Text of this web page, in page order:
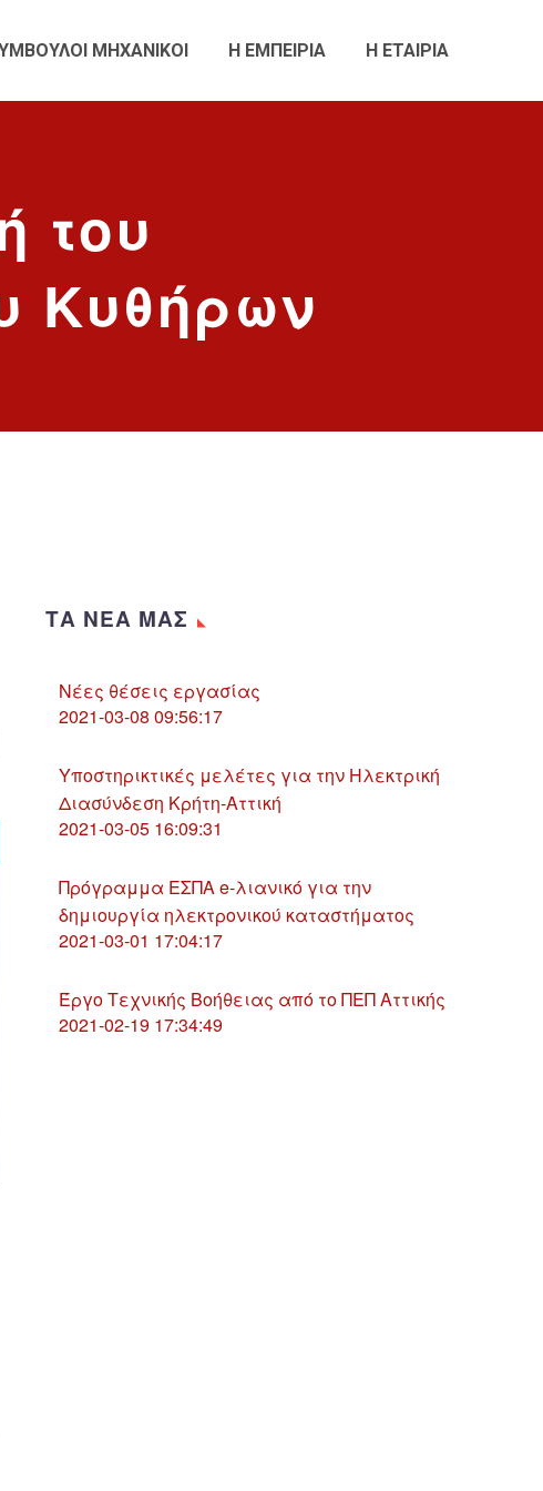
ΜΗΧΑΝΙΚΟΙ Η ΕΜΠΕΙΡΙΑ Η ΕΤΑΙΡΙΑ
του
Κυθήρων
ΤΑ ΝΕΑ ΜΑΣ
Νέες θέσεις εργασίας
2021-03-08 09:56:17
Υποστηρικτικές μελέτες για την Ηλεκτρική
Διασύνδεση Κρήτη-Αττική
2021-03-05 16:09:31
Πρόγραμμα ΕΣΠΑ e-λιανικό για την
δημιουργία ηλεκτρονικού καταστήματος
2021-03-01 17:04:17
Έργο Τεχνικής Βοήθειας από το ΠΕΠ Αττικής
2021-02-19 17:34:49